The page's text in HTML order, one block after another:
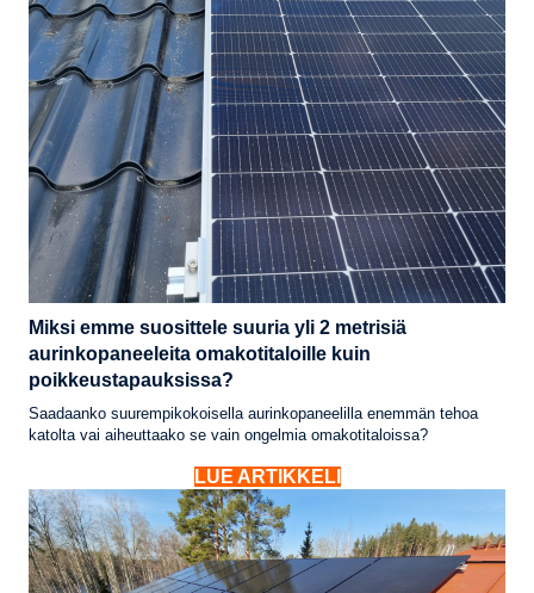
Miksi emme suosittele suuria yli 2 metrisiä
aurinkopaneeleita omakotitaloille kuin
poikkeustapauksissa?
Saadaanko suurempikokoisella aurinkopaneelilla enemmän tehoa
katolta vai aiheuttaako se vain ongelmia omakotitaloissa?
LUE ARTIKKELI